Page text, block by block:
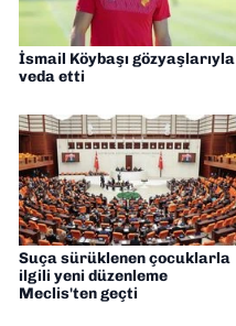
İsmail Köybaşı gözyaşlarıyla
veda etti
Suça sürüklenen çocuklarla
ilgili yeni düzenleme
Meclis'ten geçti